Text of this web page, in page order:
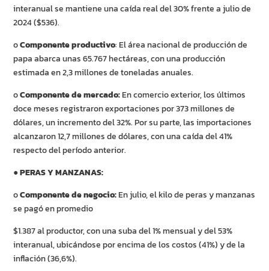
interanual se mantiene una caída real del 30% frente a julio de
2024 ($536).
oComponente productivo: El área nacional de producción de
papa abarca unas 65.767 hectáreas, con una producción
estimada en 2,3 millones de toneladas anuales.
oComponente de mercado:En comercio exterior, los últimos
doce meses registraron exportaciones por 373 millones de
dólares, un incremento del 32%. Por su parte, las importaciones
alcanzaron 12,7 millones de dólares, con una caída del 41%
respecto del período anterior.
●PERAS Y MANZANAS:
oComponente de negocio:En julio, el kilo de peras y manzanas
se pagó en promedio
$1.387 al productor, con una suba del 1% mensual y del 53%
interanual, ubicándose por encima de los costos (41%) y de la
inflación (36,6%).